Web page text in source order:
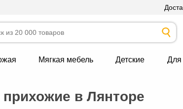
Мягкая мебель Детские Для
в Лянторе